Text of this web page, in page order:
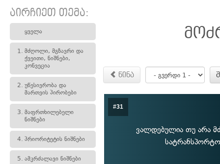
აირჩიეთ თემა:
ყველა
1. მძღოლი, მგზავრი და
ქვეითი, ნიშნები,
კონვეცია
2. უწესივრობა და
მართვის პირობები
3. მაფრთხილებელი
ნიშნები
4. პრიორიტეტის ნიშნები
5. ამკრძალავი ნიშნები
წინა
#31
ვალდებულია თუ არა
სატრანსპორტო